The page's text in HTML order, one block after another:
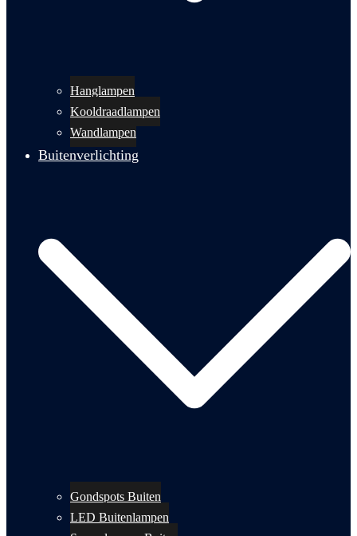
Hanglampen
Kooldraadlampen
Wandlampen
Buitenverlichting
Gondspots Buiten
LED Buitenlampen